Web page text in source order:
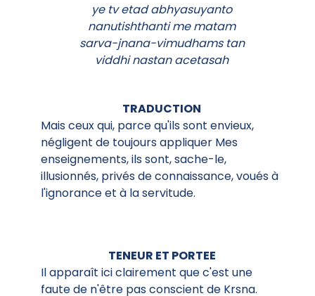
ye tv etad abhyasuyanto
nanutishthanti me matam
sarva-jnana-vimudhams tan
viddhi nastan acetasah
TRADUCTION
Mais ceux qui, parce qu'ils sont envieux,
négligent de toujours appliquer Mes
enseignements, ils sont, sache-le,
illusionnés, privés de connaissance, voués à
l'ignorance et à la servitude.
TENEUR ET PORTEE
Il apparaît ici clairement que c'est une
faute de n'être pas conscient de Krsna.